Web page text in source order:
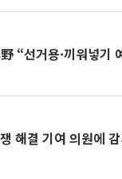
“선거용·끼워넣기
해결 기여 의원에